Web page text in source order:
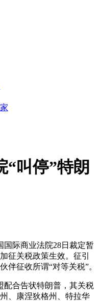
“叫停”特朗
际商业法院28日裁定暂
征关税政策生效。征引
伴征收所谓“对等关税”。
合告状特朗普，其关税
、康涅狄格州、特拉华